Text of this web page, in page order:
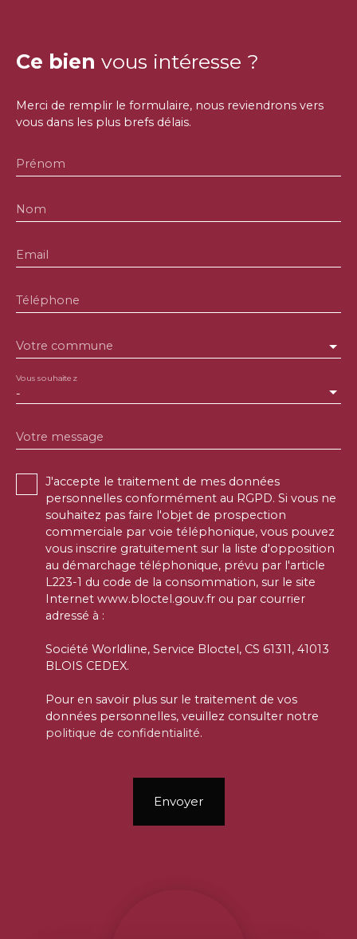
Ce bien vous intéresse ?
Merci de remplir le formulaire, nous reviendrons vers
vous dans les plus brefs délais.
Prénom
Nom
Email
Téléphone
Votre commune
-
Vous souhaitez
Votre message
J'accepte le traitement de mes données
personnelles conformément au RGPD. Si vous ne
souhaitez pas faire l'objet de prospection
commerciale par voie téléphonique, vous pouvez
vous inscrire gratuitement sur la liste d'opposition
au démarchage téléphonique, prévu par l'article
L223-1 du code de la consommation, sur le site
Internet www.bloctel.gouv.fr ou par courrier
adressé à :
Société Worldline, Service Bloctel, CS 61311, 41013
BLOIS CEDEX.
Pour en savoir plus sur le traitement de vos
données personnelles, veuillez consulter notre
politique de confidentialité.
Envoyer